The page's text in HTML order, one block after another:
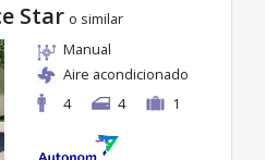
Star o similar
Manual
Aire acondicionado
4
4 1